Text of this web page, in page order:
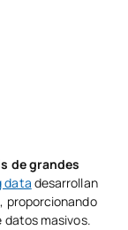
de grandes
data desarrollan
proporcionando
datos masivos.